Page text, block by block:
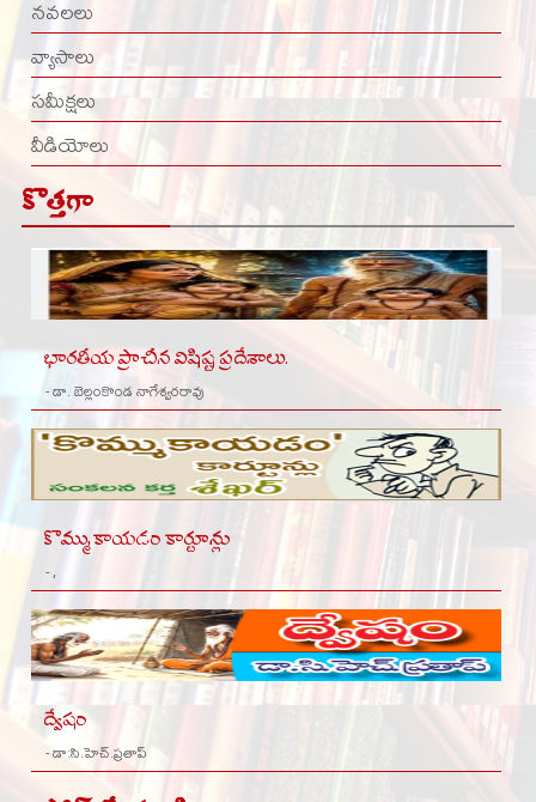
నవలలు
వ్యాసాలు
సమీక్షలు
వీడియోలు
కొత్తగా
భారతీయ ప్రాచీన విషిష్ట ప్రదేశాలు.
- డా. బెల్లంకొండ నాగేశ్వరరావు
కొమ్ముకాయడం కార్టూన్లు
- ,
ద్వేషం
- డా:సి.హెచ్.ప్రతాప్